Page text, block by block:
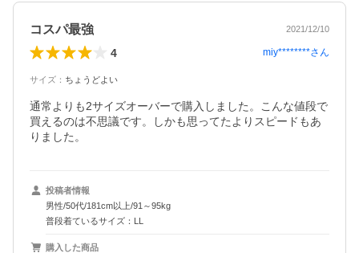
コスパ最強 2021/12/10
4 miy********さん
サイズ ： ちょうどよい
通常よりも2サイズオーバーで購入しました。こんな値段で
買えるのは不思議です。しかも思ってたよりスピードもあ
りました。
投稿者情報
男性/50代/181cm以上/91～95kg
普段着ているサイズ：LL
購入した商品